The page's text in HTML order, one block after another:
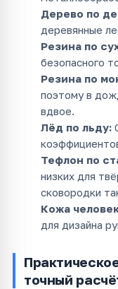
Дерево по
деревянные
Резина по
безопасного
Резина по
поэтому в
вдвое.
Лёд по льду:
Тефлон по
низких для
сковородки
Кожа
для дизайна
точный